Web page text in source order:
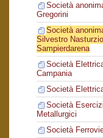
Società
Gregorini
Società
Silvestro
Sampierdarena
Società
Campania
Società
Società
Metallurgici
Società